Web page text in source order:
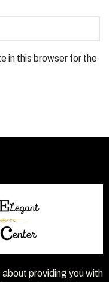
in this browser for the
providing you with